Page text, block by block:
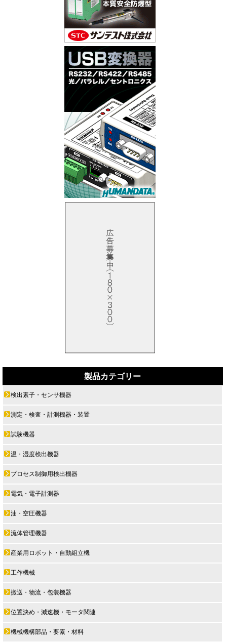
製品カテゴリー
検出素子・センサ機器
測定・検査・計測機器・装置
試験機器
温・湿度検出機器
プロセス制御用検出機器
電気・電子計測器
油・空圧機器
流体管理機器
産業用ロボット・自動組立機
工作機械
搬送・物流・包装機器
位置決め・減速機・モータ関連
機械機構部品・要素・材料